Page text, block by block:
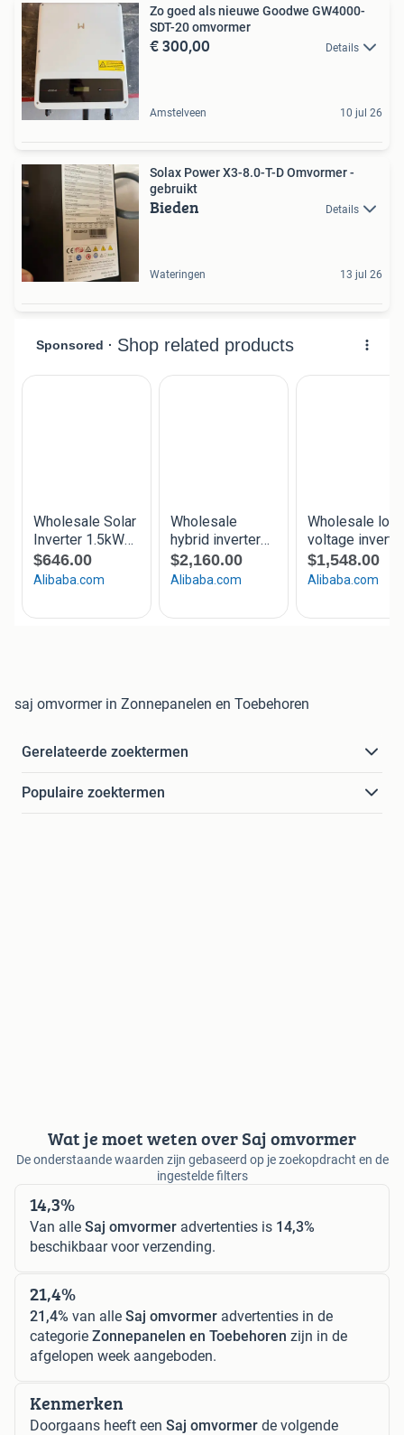
Zo goed als nieuwe Goodwe GW4000-
SDT-20 omvormer
€ 300,00 Details
Amstelveen 10 jul 26
Solax Power X3-8.0-T-D Omvormer -
gebruikt
Bieden Details
Wateringen 13 jul 26
saj omvormer in Zonnepanelen en Toebehoren
Gerelateerde zoektermen
Populaire zoektermen
Wat je moet weten over Saj omvormer
De onderstaande waarden zijn gebaseerd op je zoekopdracht en de
ingestelde filters
14,3%
Van alle Saj omvormer advertenties is 14,3%
beschikbaar voor verzending.
21,4%
21,4% van alle Saj omvormer advertenties in de
categorie Zonnepanelen en Toebehoren zijn in de
afgelopen week aangeboden.
Kenmerken
Doorgaans heeft een Saj omvormer de volgende